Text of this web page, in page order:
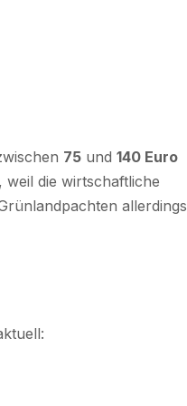
75 und 140 Euro
die wirtschaftliche
allerdings